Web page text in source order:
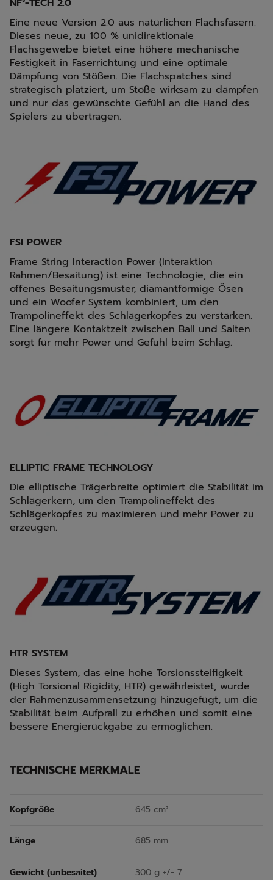
NF²-TECH 2.0
Eine neue Version 2.0 aus natürlichen Flachsfasern.
Dieses neue, zu 100 % unidirektionale
Flachsgewebe bietet eine höhere mechanische
Festigkeit in Faserrichtung und eine optimale
Dämpfung von Stößen. Die Flachspatches sind
strategisch platziert, um Stöße wirksam zu dämpfen
und nur das gewünschte Gefühl an die Hand des
Spielers zu übertragen.
FSI POWER
Frame String Interaction Power (Interaktion
Rahmen/Besaitung) ist eine Technologie, die ein
offenes Besaitungsmuster, diamantförmige Ösen
und ein Woofer System kombiniert, um den
Trampolineffekt des Schlägerkopfes zu verstärken.
Eine längere Kontaktzeit zwischen Ball und Saiten
sorgt für mehr Power und Gefühl beim Schlag.
ELLIPTIC FRAME TECHNOLOGY
Die elliptische Trägerbreite optimiert die Stabilität im
Schlägerkern, um den Trampolineffekt des
Schlägerkopfes zu maximieren und mehr Power zu
erzeugen.
HTR SYSTEM
Dieses System, das eine hohe Torsionssteifigkeit
(High Torsional Rigidity, HTR) gewährleistet, wurde
der Rahmenzusammensetzung hinzugefügt, um die
Stabilität beim Aufprall zu erhöhen und somit eine
bessere Energierückgabe zu ermöglichen.
TECHNISCHE MERKMALE
Kopfgröße 645 cm²
Länge 685 mm
Gewicht (unbesaitet) 300 g +/- 7